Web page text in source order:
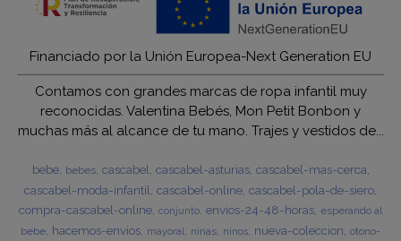
Financiado por la Unión Europea-Next Generation EU
Contamos con grandes marcas de ropa infantil muy
reconocidas. Valentina Bebés, Mon Petit Bonbon y
muchas más al alcance de tu mano. Trajes y vestidos de...
bebe bebes cascabel cascabel-asturias cascabel-mas-cerca
cascabel-moda-infantil cascabel-online cascabel-pola-de-siero
compra-cascabel-online conjunto envios-24-48-horas esperando al
bebe hacemos-envios mayoral ninas ninos nueva-coleccion otono-